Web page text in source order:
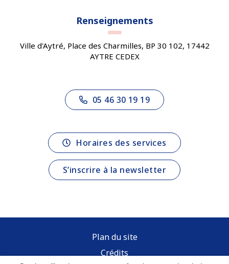
Renseignements
Ville d'Aytré, Place des Charmilles, BP 30 102, 17442
AYTRE CEDEX
05 46 30 19 19
Horaires des services
S’inscrire à la newsletter
Plan du site
Crédits